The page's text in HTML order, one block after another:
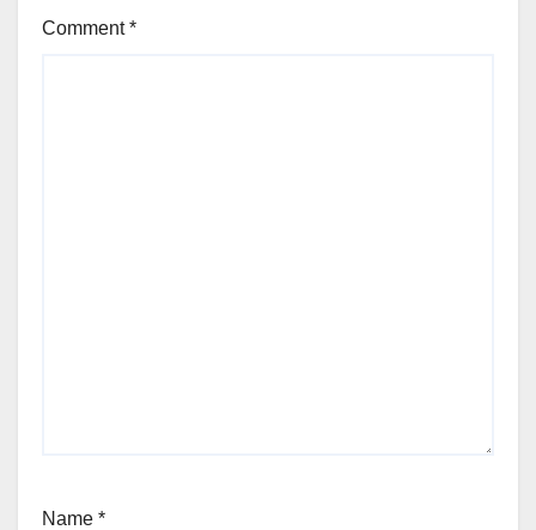
Comment*
Name *